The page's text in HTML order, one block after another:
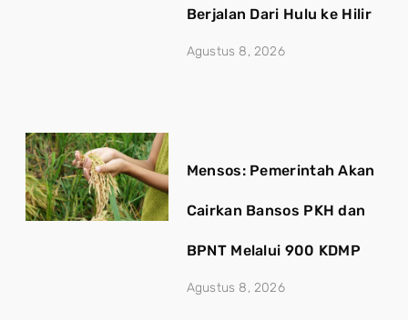
Berjalan Dari Hulu ke Hilir
Agustus 8, 2026
Mensos: Pemerintah Akan
Cairkan Bansos PKH dan
BPNT Melalui 900 KDMP
Agustus 8, 2026